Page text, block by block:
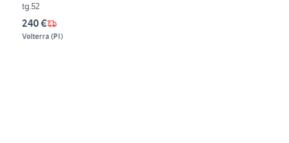
tg.52
240 €
Volterra (PI)